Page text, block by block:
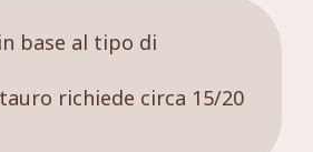
base al tipo di
richiede circa 15/20